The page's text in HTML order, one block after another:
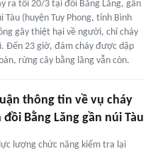
ra tối 20/3 tại đồi Bằng Lăng, gần
Tàu (huyện Tuy Phong, tỉnh Bình
gây thiệt hại về người, chỉ cháy
Đến 23 giờ, đám cháy được dập
rừng cây bằng lăng vẫn còn.
thông tin về vụ cháy
đồi Bằng Lăng gần núi Tàu
lượng chức năng kiểm tra lại